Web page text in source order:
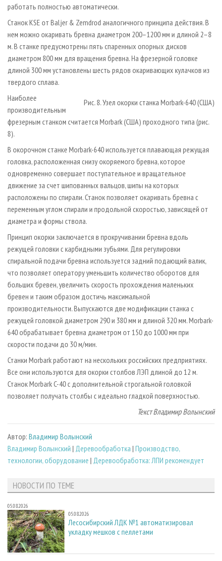
работать полностью автоматически.
Станок KSE от Baljer & Zemdrod аналогичного принципа действия. В
нем можно окаривать бревна диаметром 200–1200 мм и длиной 2–8
м. В станке предусмотрены пять спаренных опорных дисков
диаметром 800 мм для вращения бревна. На фрезерной головке
длиной 300 мм установлены шесть рядов окаривающих кулачков из
твердого сплава.
Рис. 8. Узел окорки станка Morbark-640 (США)
Наиболее
производительным
фрезерным станком считается Morbark (США) проходного типа (рис.
8).
В окорочном станке Morbark-640 используется плавающая режущая
головка, расположенная снизу окоряемого бревна, которое
одновременно совершает поступательное и вращательное
движение за счет шипованных вальцов, шипы на которых
расположены по спирали. Станок позволяет окаривать бревна с
переменным углом спирали и продольной скоростью, зависящей от
диаметра и формы ствола.
Принцип окорки заключается в прокручивании бревна вдоль
режущей головки с карбидными зубьями. Для регулировки
спиральной подачи бревна используется задний подающий валик,
что позволяет оператору уменьшить количество оборотов для
больших бревен, увеличить скорость прохождения маленьких
бревен и таким образом достичь максимальной
производительности. Выпускаются две модификации станка с
режущей головкой диаметром 290 и 380 мм и длиной 320 мм. Morbark-
640 обрабатывает бревна диаметром от 150 до 1000 мм при
скорости подачи до 30 м/мин.
Станки Morbark работают на нескольких российских предприятиях.
Все они используются для окорки столбов ЛЭП длиной до 12 м.
Станок Morbark C-40 с дополнительной строгальной головкой
позволяет получать столбы с идеально гладкой поверхностью.
Текст Владимир Волынский
Автор: Владимир Волынский
Владимир Волынский | Деревообработка | Производство,
технологии, оборудование | Деревообработка: ЛПИ рекомендует
НОВОСТИ ПО ТЕМЕ
05.08.2026
05.08.2026
Лесосибирский ЛДК №1 автоматизировал
укладку мешков с пеллетами